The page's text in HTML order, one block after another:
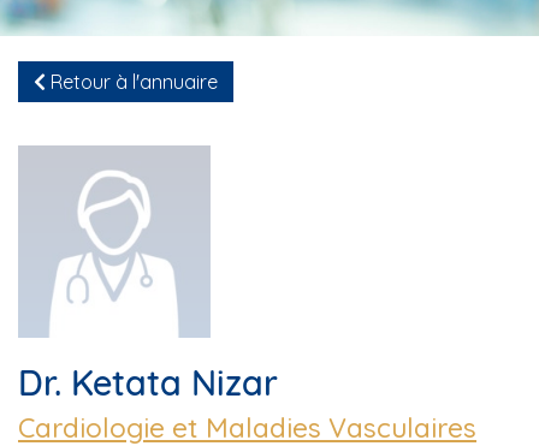
Retour à l'annuaire
Dr. Ketata Nizar
Cardiologie et Maladies Vasculaires